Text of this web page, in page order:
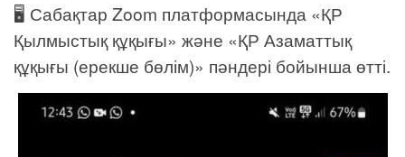
🖥 Сабақтар Zoom платформасында «ҚР
Қылмыстық құқығы» және «ҚР Азаматтық
құқығы (ерекше бөлім)» пәндері бойынша өтті.